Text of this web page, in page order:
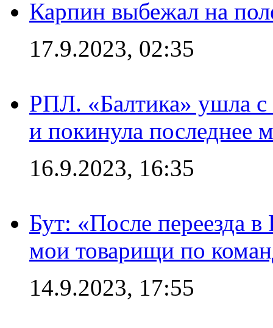
Карпин выбежал на
17.9.2023, 02:35
РПЛ. «Балтика» ушла с
и покинула последнее
16.9.2023, 16:35
Бут: «После переезда
мои товарищи по
14.9.2023, 17:55